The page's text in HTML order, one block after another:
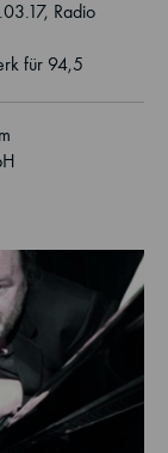
Radio
für 94,5